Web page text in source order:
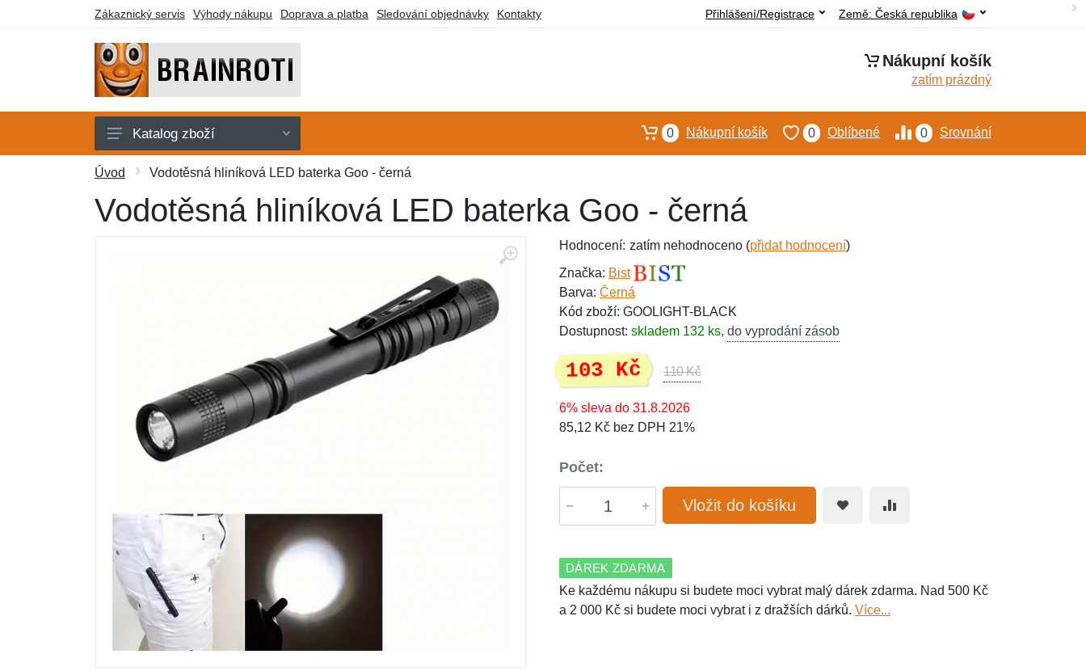
Zákaznický servis Výhody nákupu Doprava a platba Sledování objednávky Kontakty Země: Česká republika
Přihlášení/Registrace
Nákupní košík
zatím prázdný
Karty
Klíčenky
Katalog zboží 0 Srovnání
0 Oblíbené
0 Nákupní košík
Úvod Vodotěsná hliníková LED baterka Goo - černá
Vodotěsná hliníková LED baterka Goo - černá
Hodnocení: zatím nehodnoceno (přidat hodnocení)
Značka: Bist
Barva: Černá
Kód zboží: GOOLIGHT-BLACK
Dostupnost: skladem 132 ks, do vyprodání zásob
103 Kč 110 Kč
6% sleva do 31.8.2026
85,12 Kč bez DPH 21%
Počet:
Vložit do košíku
DÁREK ZDARMA
Ke každému nákupu si budete moci vybrat malý dárek zdarma. Nad 500 Kč
a 2 000 Kč si budete moci vybrat i z dražších dárků. Více...